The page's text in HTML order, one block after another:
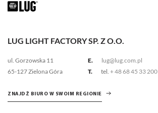
LUG LIGHT FACTORY SP. Z O.O.
ul. Gorzowska 11
65-127 Zielona Góra
E.
lug@lug.com.pl
T.
tel. + 48 68 45 33 200
ZNAJDŹ BIURO W SWOIM REGIONIE